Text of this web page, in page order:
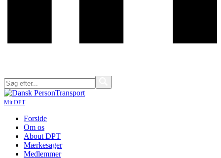
Mit DPT
Forside
Om os
About DPT
Mærkesager
Medlemmer